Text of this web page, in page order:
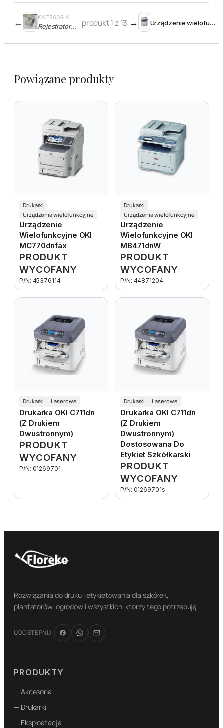
← KATEGORIA
Rejestratory czasu produkt 1 z 13 Urządzenie wielofunkcyjne MB770dn
→
Powiązane produkty
Drukarki
Urządzenia wielofunkcyjne
Urządzenie
Wielofunkcyjne OKI
MC770dnfax
PRODUKT
WYCOFANY
P/N: 45376114
Drukarki
Urządzenia wielofunkcyjne
Urządzenie
Wielofunkcyjne OKI
MB471dnW
PRODUKT
WYCOFANY
P/N: 44871204
Drukarki Laserowe
Drukarka OKI C711dn
(z Drukiem
Dwustronnym)
PRODUKT
WYCOFANY
P/N: 01269701
Drukarki Laserowe
Drukarka OKI C711dn
(z Drukiem
Dwustronnym)
Dostosowana Do
Etykiet Szkółkarski
PRODUKT
WYCOFANY
P/N: 01269701s
Rozwiązania do druku i etykietowania dla szkółek,
plantatorów, ogrodów i wszystkich, którzy tego potrzebują
UDOSTĘPNIJ:
PRODUKTY
— Akcesoria
— Drukarki
— Eksploatacja